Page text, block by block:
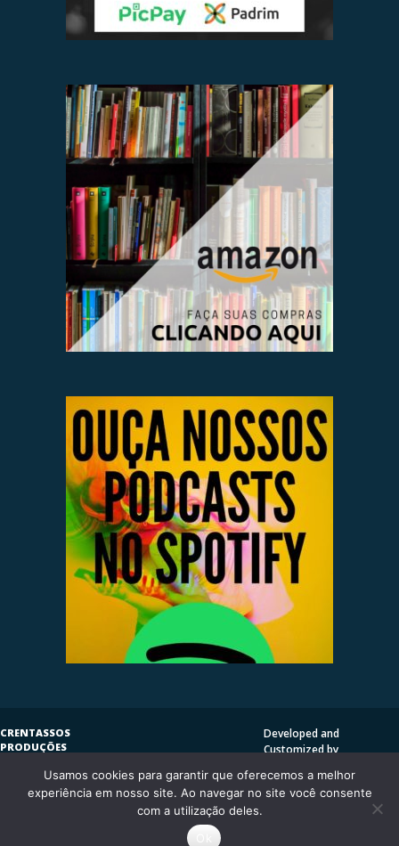
CRENTASSOS
PRODUÇÕES
COPYLEFT©2009
CRENTASSOS
CURITIBA/PR - BRASIL
Developed and
Customized by
DESIGN
UsingVantage Theme
Usamos cookies para garantir que oferecemos a melhor
experiência em nosso site. Ao navegar no site você consente
com a utilização deles.